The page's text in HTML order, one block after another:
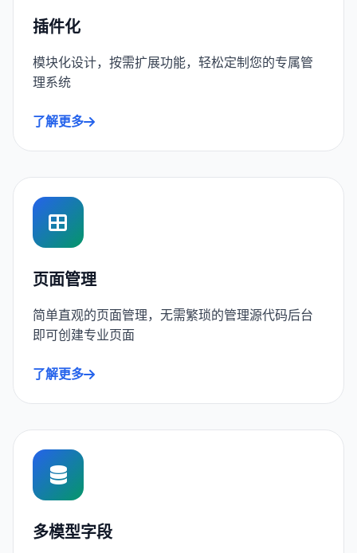
插件化
模块化设计，按需扩展功能，轻松定制您的专属管
理系统
了解更多
页面管理
简单直观的页面管理，无需繁琐的管理源代码后台
即可创建专业页面
了解更多
多模型字段